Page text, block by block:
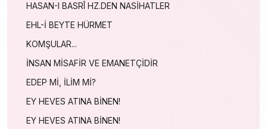
HASAN-I BASRÎ HZ.DEN NASİHATLER
EHL-İ BEYTE HÜRMET
KOMŞULAR...
İNSAN MİSAFİR VE EMANETÇİDİR
EDEP Mİ, İLİM Mİ?
EY HEVES ATINA BİNEN!
EY HEVES ATINA BİNEN!